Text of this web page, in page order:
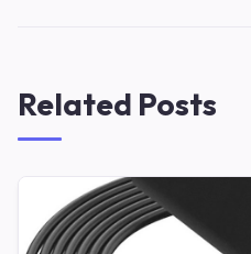
Related Posts